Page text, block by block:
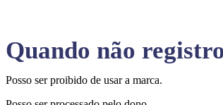
Quando não
Posso ser proibido de usar a marca.